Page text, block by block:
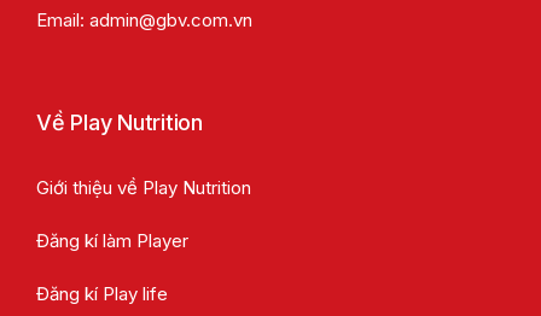
Email: admin@gbv.com.vn
Về Play Nutrition
Giới thiệu về Play Nutrition
Đăng kí làm Player
Đăng kí Play life